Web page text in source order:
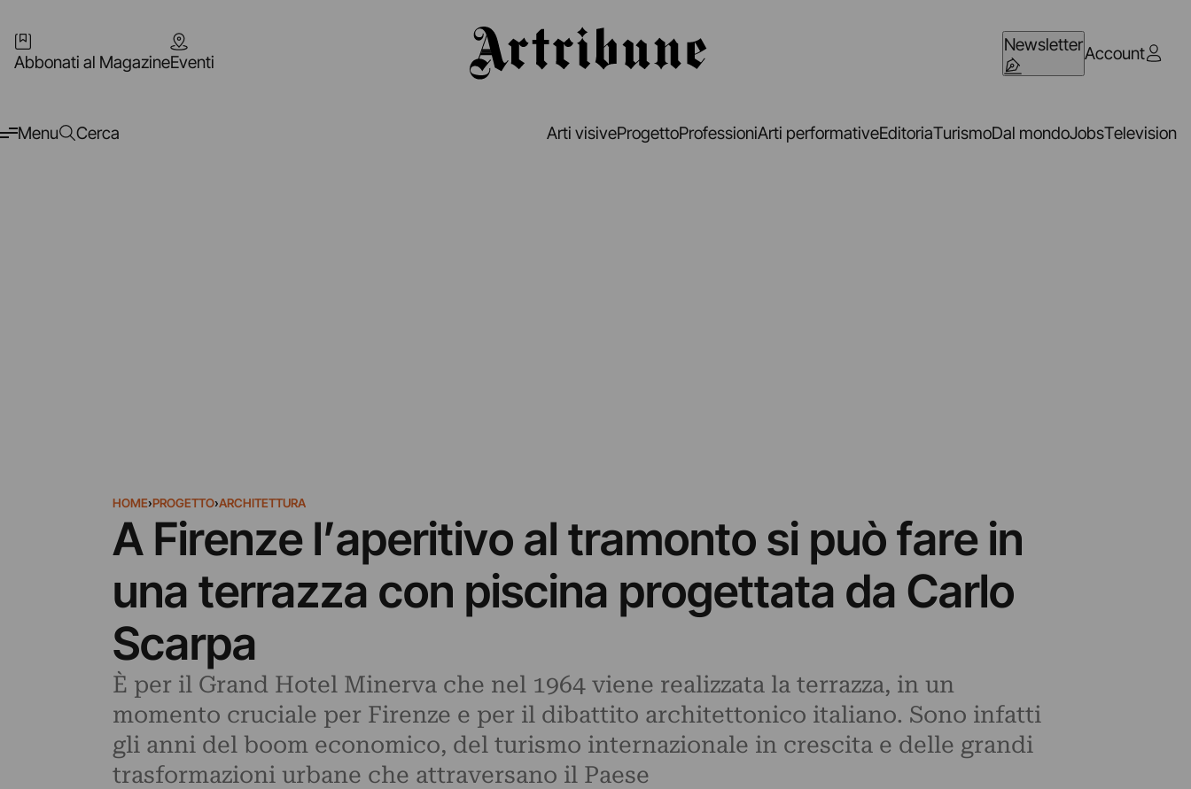
Abbonati al MagazineEventi
NewsletterAccount
Menu Cerca Arti visiveProgettoProfessioniArti performativeEditoriaTurismoDal mondoJobsTelevision
HOME›PROGETTO›ARCHITETTURA
A Firenze l’aperitivo al tramonto si può fare in
una terrazza con piscina progettata da Carlo
Scarpa
È per il Grand Hotel Minerva che nel 1964 viene realizzata la terrazza, in un
momento cruciale per Firenze e per il dibattito architettonico italiano. Sono infatti
gli anni del boom economico, del turismo internazionale in crescita e delle grandi
trasformazioni urbane che attraversano il Paese